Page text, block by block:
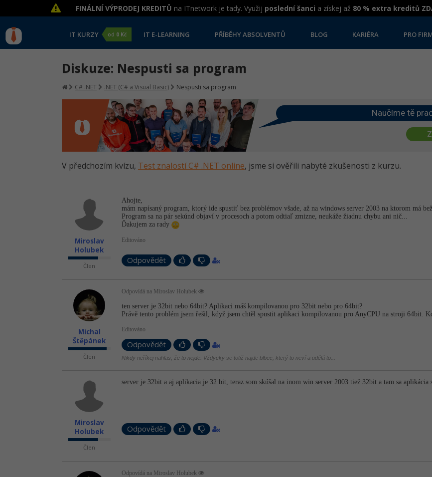
FINÁLNÍ VÝPRODEJ KREDITŮ na ITnetwork je tady. Využij poslední šanci a získej až 80 % extra kreditů
IT KURZY od 0 Kč IT E-LEARNING PŘÍBĚHY ABSOLVENTŮ BLOG KARIÉRA PRO
Diskuze: Nespusti sa program
C# .NET .NET (C# a Visual Basic) Nespusti sa program
Naučíme tě
V předchozím kvízu, Test znalostí C# .NET online, jsme si ověřili nabyté zkušenosti z kurzu.
Miroslav
Holubek
Člen
Ahojte,
mám napísaný program, ktorý ide spustiť bez problémov všade, až na windows server 2003 na ktorom má
Program sa na pár sekúnd objaví v procesoch a potom odtiaľ zmizne, neukáže žiadnu chybu ani nič...
Ďakujem za rady
Editováno
Odpovědět
Michal
Štěpánek
Člen
Odpovídá na Miroslav Holubek
ten server je 32bit nebo 64bit? Aplikaci máš kompilovanou pro 32bit nebo pro 64bit?
Právě tento problém jsem řešil, když jsem chtěl spustit aplikaci kompilovanou pro AnyCPU na stroji 64bit.
Editováno
Odpovědět
Nikdy neříkej nahlas, že to nejde. Vždycky se totiž najde blbec, který to neví a udělá to...
Miroslav
Holubek
Člen
server je 32bit a aj aplikacia je 32 bit, teraz som skúšal na inom win server 2003 tiež 32bit a tam sa
Odpovědět
Odpovídá na Miroslav Holubek